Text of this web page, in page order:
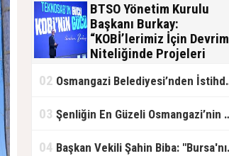
BTSO Yönetim Kurulu
Başkanı Burkay:
“KOBİ’lerimiz İçin Devrim
Niteliğinde Projeleri
Gururunu Yaşıyoruz”
02 Osmangazi Belediyesi’nden İstihdam Sağlayan Buluşmalar
03 Şenliğin En Güzeli Osmangazi’nin Mahallelerinde Yaşanıyor
04 Başkan Vekili Şahin Biba: "Bursa'nın geleceğini bütüncül bir anlayışla planlıyoruz"